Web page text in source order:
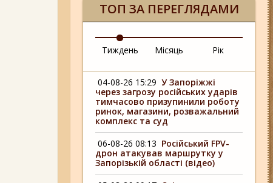
ТОП ЗА ПЕРЕГЛЯДАМИ
Тиждень Місяць Рік
04-08-26 15:29 У Запоріжжі
через загрозу російських ударів
тимчасово призупинили роботу
ринок, магазини, розважальний
комплекс та суд
06-08-26 08:13 Російський FPV-
дрон атакував маршрутку у
Запорізькій області (відео)